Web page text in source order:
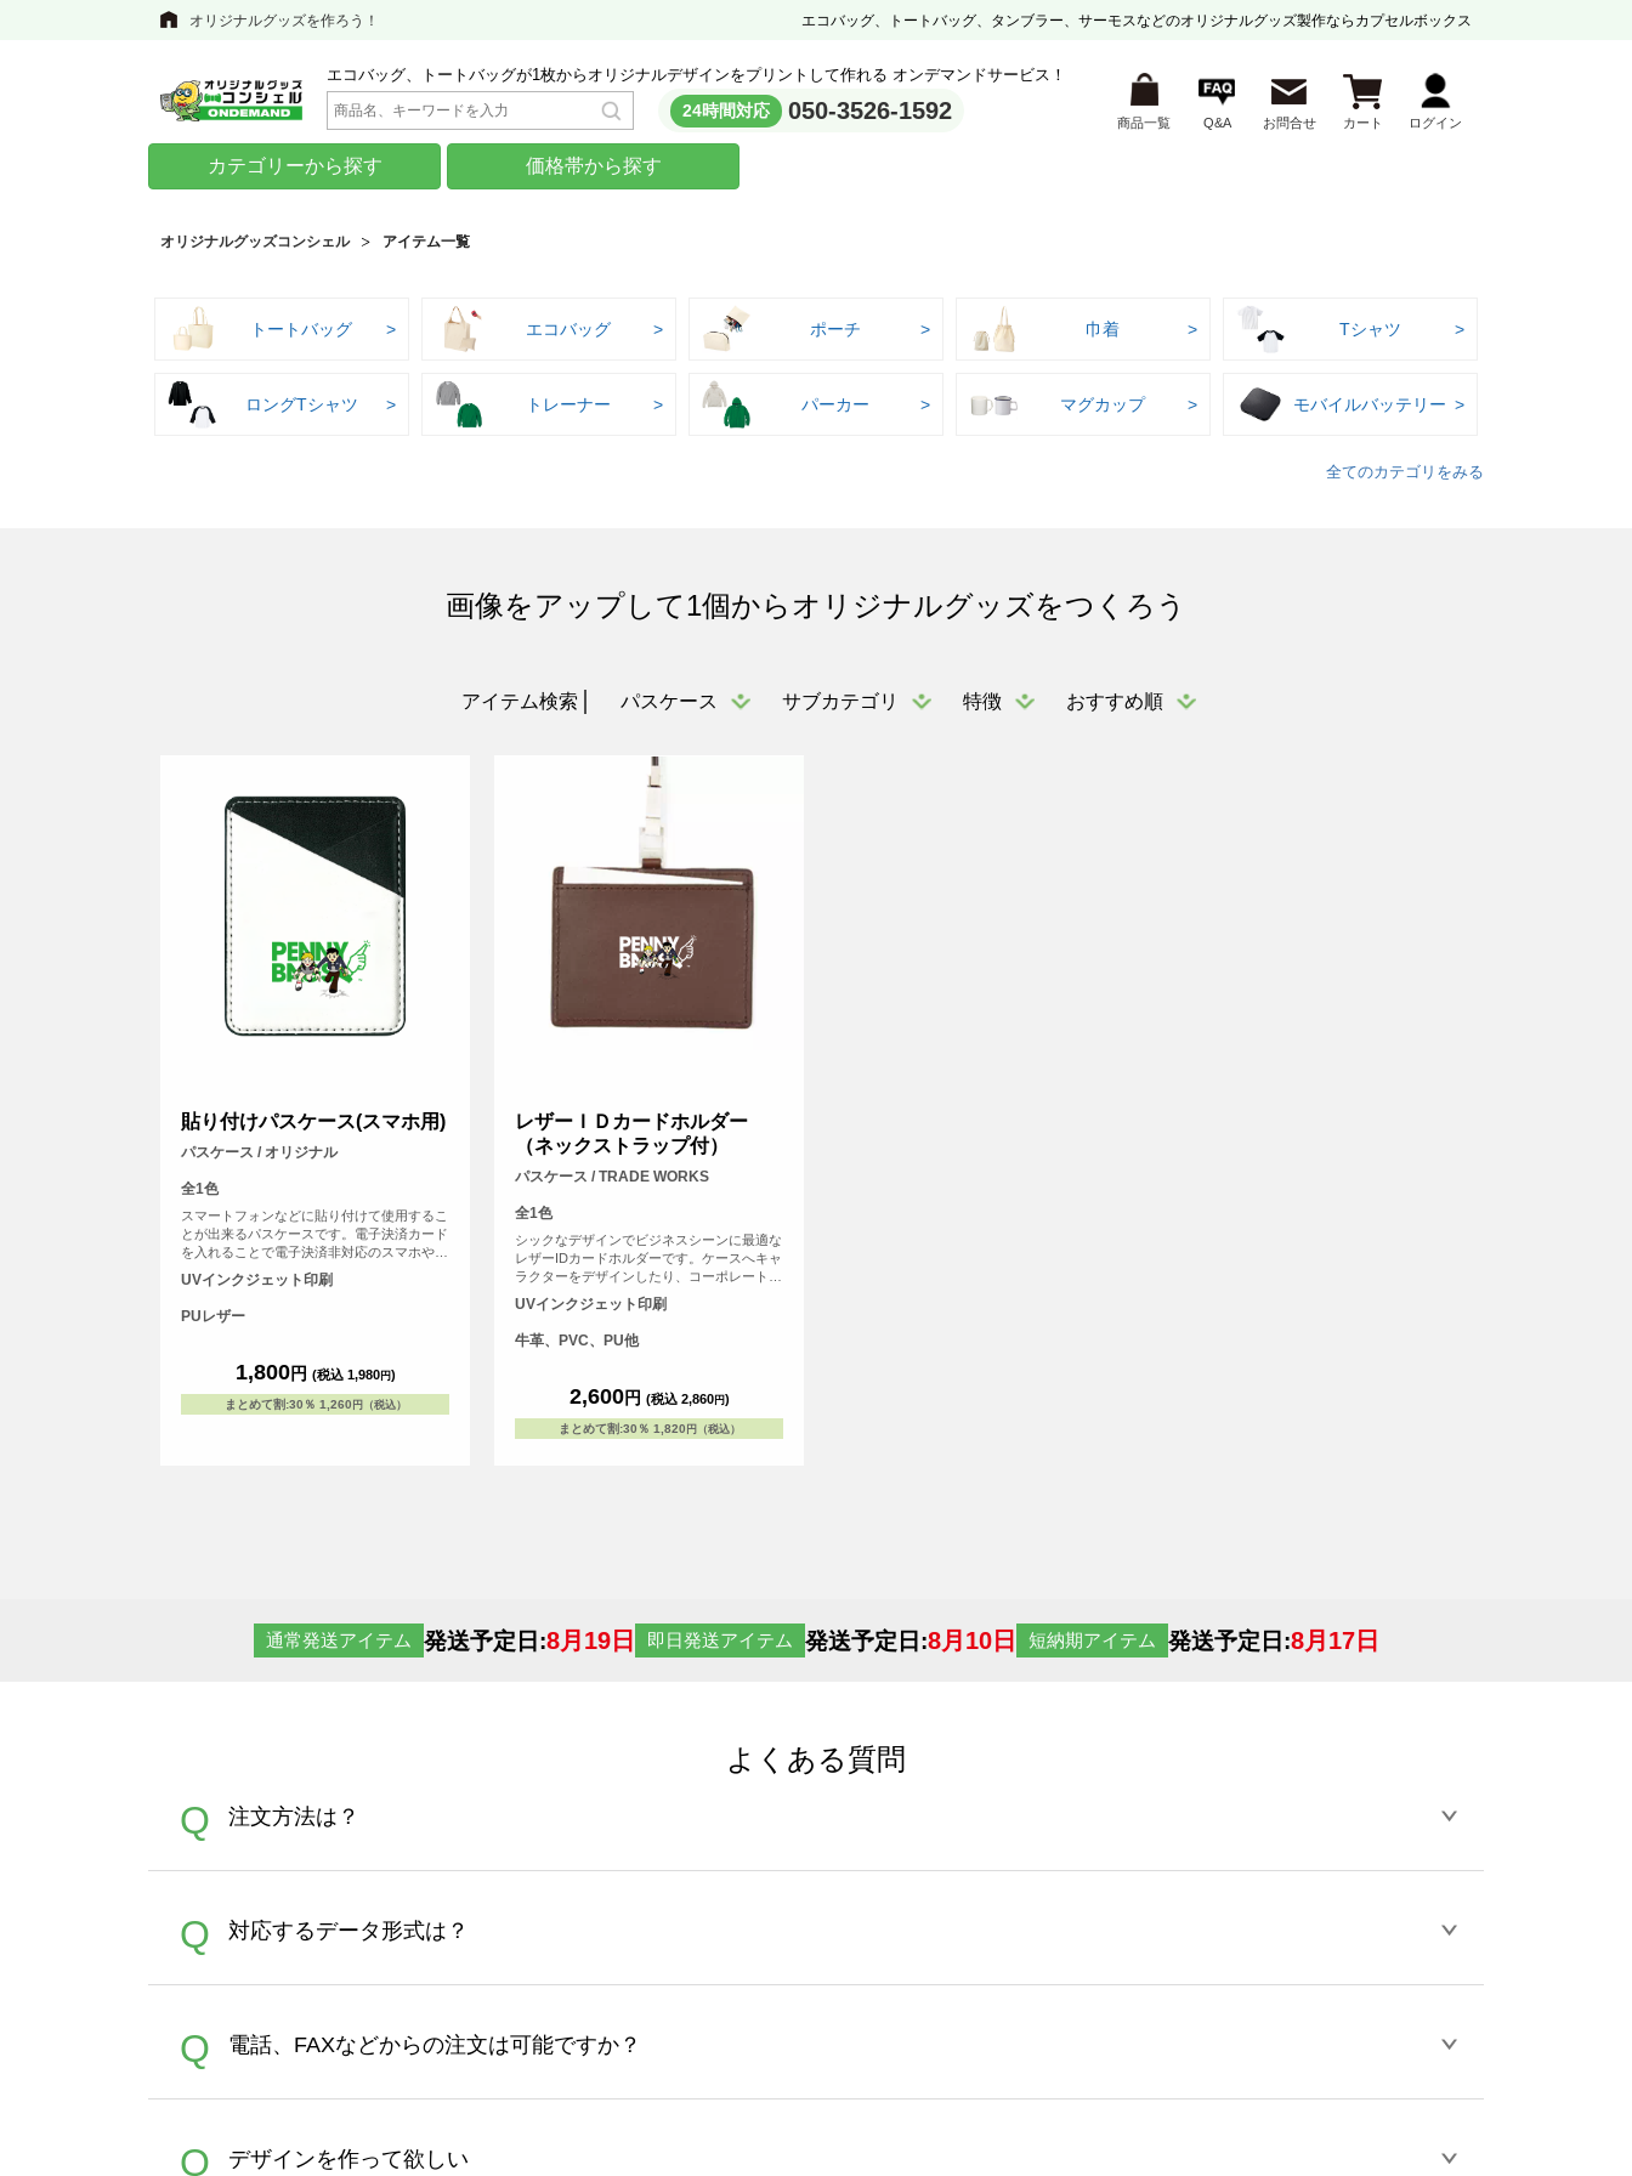
オリジナルグッズを作ろう！ エコバッグ、トートバッグ、タンブラー、サーモスなどのオリジナルグッズ製作ならカプセルボックス
エコバッグ、トートバッグが1枚からオリジナルデザインをプリントして作れる オンデマンドサービス！
24時間対応 050-3526-1592 商品一覧 Q&A お問合せ カート ログイン
カテゴリーから探す 価格帯から探す
オリジナルグッズコンシェル アイテム一覧
トートバッグ エコバッグ ポーチ 巾着 Tシャツ
ロングTシャツ トレーナー パーカー マグカップ モバイルバッテリー
全てのカテゴリをみる
画像をアップして1個からオリジナルグッズをつくろう
アイテム検索 パスケース サブカテゴリ 特徴 おすすめ順
貼り付けパスケース(スマホ用)
パスケース / オリジナル
全1色
スマートフォンなどに貼り付けて使用するこ
とが出来るパスケースです。電子決済カード
を入れることで電子決済非対応のスマホやケ
ータイをおサイフケータイのように使うこと
が出来ます。オリジナルのデザインをして自
分だけのオリジナルパスケースを作ろう。
UVインクジェット印刷
PUレザー
1,800円 (税込 1,980円)
まとめて割:30％ 1,260 円（税込）
レザーＩＤカードホルダー
（ネックストラップ付）
パスケース / TRADE WORKS
全1色
シックなデザインでビジネスシーンに最適な
レザーIDカードホルダーです。ケースへキャ
ラクターをデザインしたり、コーポレートロ
ゴを入れることで高級感のあるアイテムにな
ります。ネックストラップ付です。
UVインクジェット印刷
牛革、PVC、PU他
2,600円 (税込 2,860円)
まとめて割:30％ 1,820 円（税込）
通常発送アイテム 発送予定日:8月19日 即日発送アイテム 発送予定日:8月10日 短納期アイテム 発送予定日:8月17日
よくある質問
Q 注文方法は？
A
す。 30枚以上やシルク印刷など、大口注文の場合は、サポートが担当する
さい。製作する数量が多ければ多いほど、オンデマンドサービスよりも低価格で製作することが可能です。
Q 対応するデータ形式は？
A
ズは、20MBです。デジカメやスマホで撮影した写真などもアップロード可能です。使用できない画像はエラーになります。（※
Illustratorからの直接入稿には対応していません。AIで保存し、デザインツールからアップロードして下さい）
Q 電話、FAXなどからの注文は可能ですか？
A
バッグコンシェルやタンブラーコンシェル
Q デザインを作って欲しい